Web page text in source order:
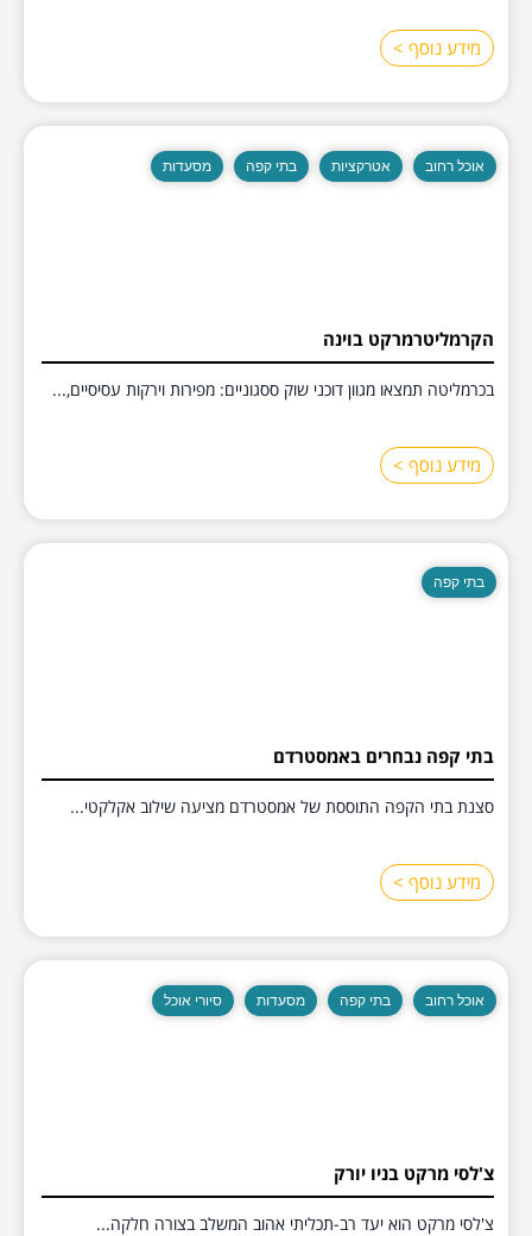
מידע נוסף >
אוכל רחוב אטרקציות בתי קפה מסעדות
הקרמליטרמרקט בוינה
בכרמליטה תמצאו מגוון דוכני שוק ססגוניים: מפירות וירקות עסיסיים,...
מידע נוסף >
בתי קפה
בתי קפה נבחרים באמסטרדם
סצנת בתי הקפה התוססת של אמסטרדם מציעה שילוב אקלקטי...
מידע נוסף >
אוכל רחוב בתי קפה מסעדות סיורי אוכל
צ'לסי מרקט בניו יורק
צ'לסי מרקט הוא יעד רב-תכליתי אהוב המשלב בצורה חלקה...